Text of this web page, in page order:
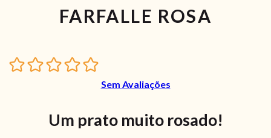
FARFALLE ROSA
Sem Avaliações
Um prato muito rosado!